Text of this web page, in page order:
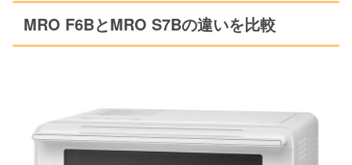
MRO F6BとMRO S7Bの違いを比較